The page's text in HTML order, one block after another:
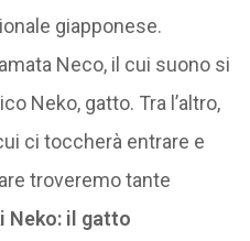
giapponese.
Neco, il cui suono si
Neko, gatto. Tra l’altro,
ci toccherà entrare e
troveremo tante
Neko: il gatto